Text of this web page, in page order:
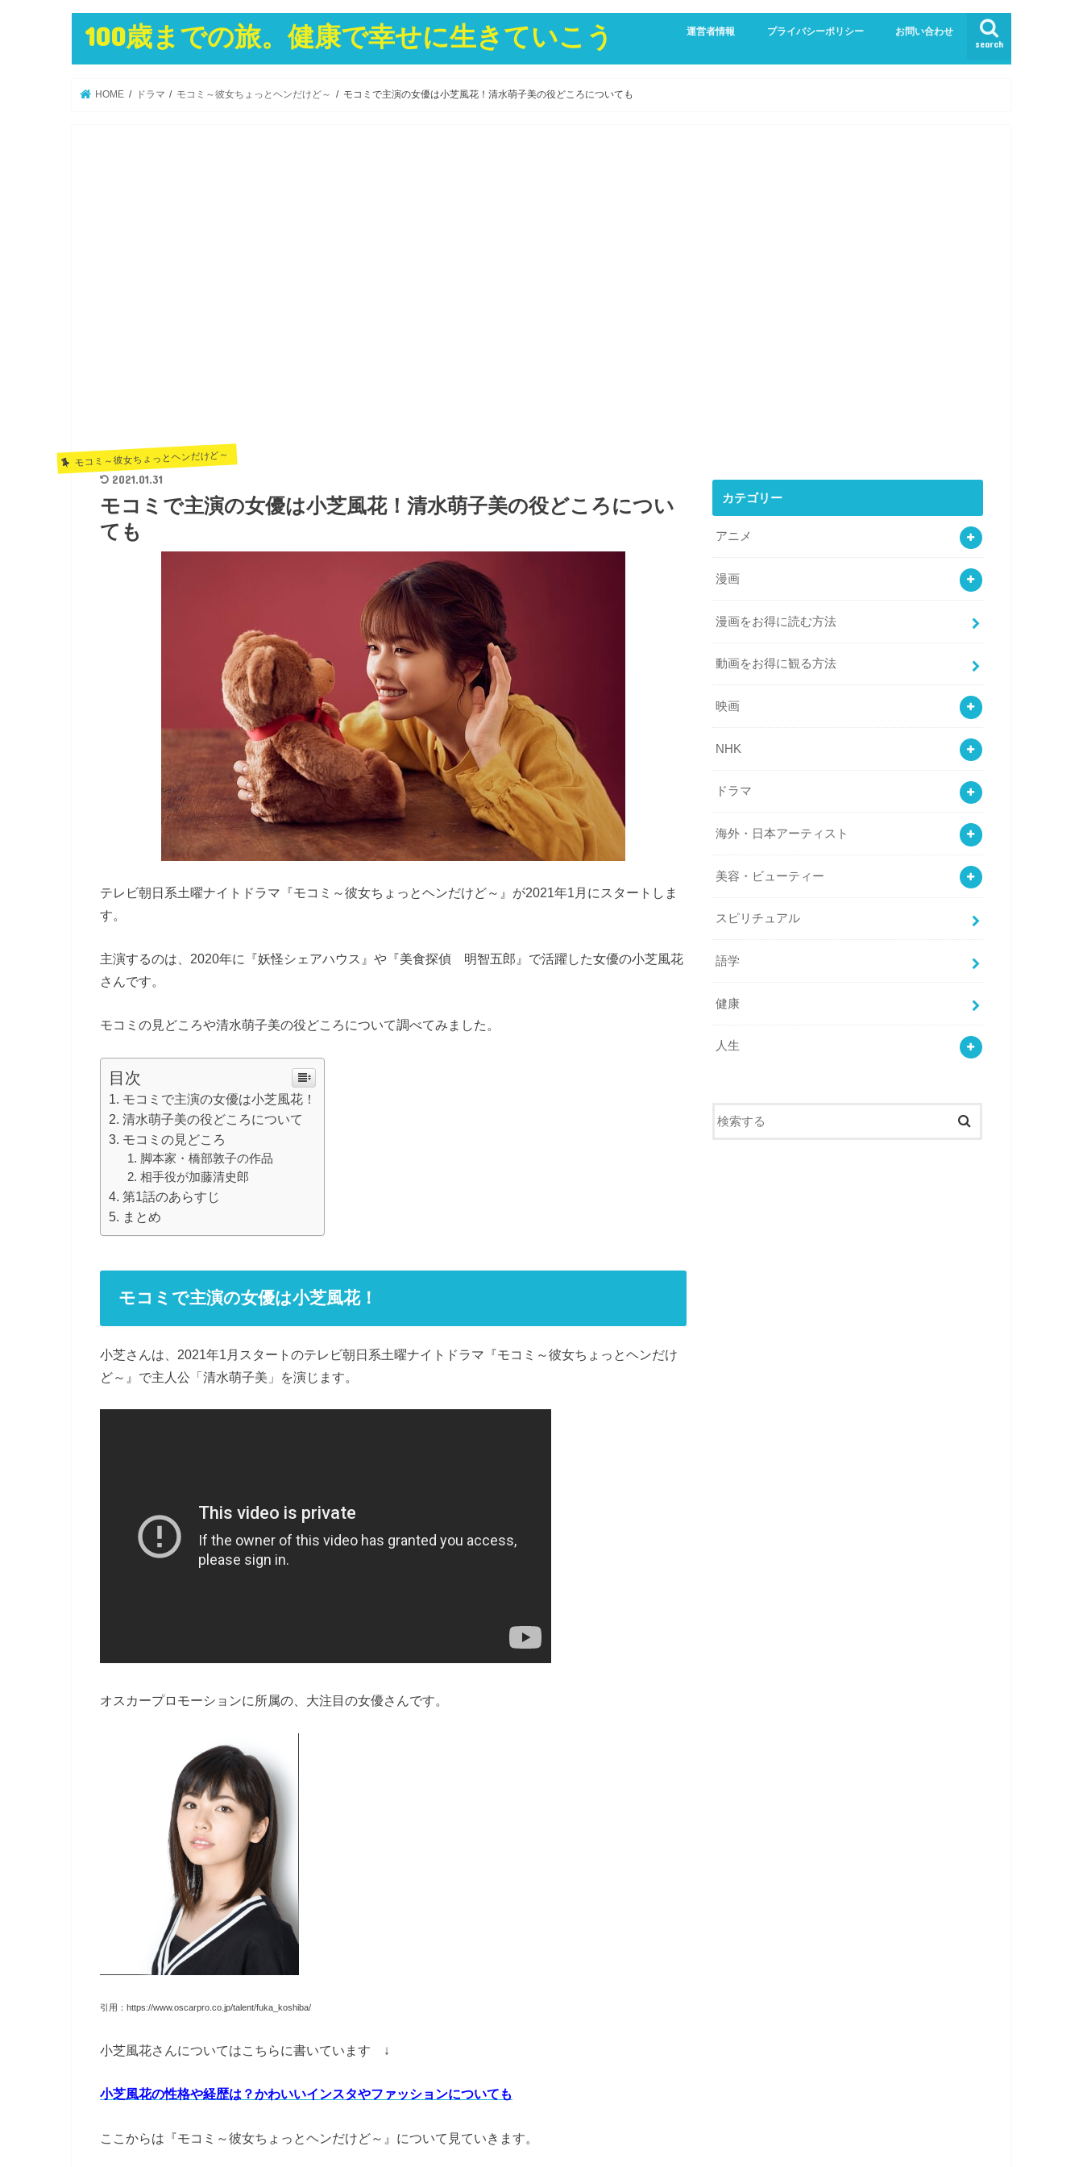
100歳までの旅。健康で幸せに生きていこう search
運営者情報 プライバシーポリシー お問い合わせ
HOME ドラマ モコミ～彼女ちょっとヘンだけど～ モコミで主演の女優は小芝風花！清水萌子美の役どころについても
モコミ～彼女ちょっとヘンだけど～
2021.01.31
モコミで主演の女優は小芝風花！清水萌子美の役どころについ
ても
テレビ朝日系土曜ナイトドラマ『モコミ～彼女ちょっとヘンだけど～』が2021年1月にスタートしま
す。
主演するのは、2020年に『妖怪シェアハウス』や『美食探偵 明智五郎』で活躍した女優の小芝風花
さんです。
モコミの見どころや清水萌子美の役どころについて調べてみました。
目次
モコミで主演の女優は小芝風花！
清水萌子美の役どころについて
モコミの見どころ
脚本家・橋部敦子の作品
相手役が加藤清史郎
第1話のあらすじ
まとめ
モコミで主演の女優は小芝風花！
小芝さんは、2021年1月スタートのテレビ朝日系土曜ナイトドラマ『モコミ～彼女ちょっとヘンだけ
ど～』で主人公「清水萌子美」を演じます。
オスカープロモーションに所属の、大注目の女優さんです。
引用：https://www.oscarpro.co.jp/talent/fuka_koshiba/
小芝風花さんについてはこちらに書いています ↓
小芝風花の性格や経歴は？かわいいインスタやファッションについても
ここからは『モコミ～彼女ちょっとヘンだけど～』について見ていきます。
カテゴリー
アニメ
漫画
漫画をお得に読む方法
動画をお得に観る方法
映画
NHK
ドラマ
海外・日本アーティスト
美容・ビューティー
スピリチュアル
語学
健康
人生